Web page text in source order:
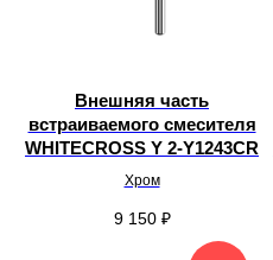
Внешняя часть
встраиваемого смесителя
WHITECROSS Y 2-Y1243CR
Хром
9 150 ₽